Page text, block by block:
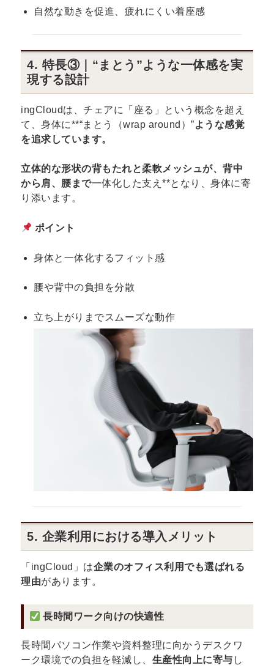
自然な動きを促進、疲れにくい着座感
4. 特長③｜“まとう”ような一体感を実
現する設計
ingCloudは、チェアに「座る」という概念を超え
て、身体に**“まとう（wrap around）”ような感覚
を追求しています。
立体的な形状の背もたれと柔軟メッシュが、背中
から肩、腰まで一体化した支え**となり、身体に寄
り添います。
ポイント
身体と一体化するフィット感
腰や背中の負担を分散
立ち上がりまでスムーズな動作
5. 企業利用における導入メリット
「ingCloud」は企業のオフィス利用でも選ばれる
理由があります。
長時間ワーク向けの快適性
長時間パソコン作業や資料整理に向かうデスクワ
ーク環境での負担を軽減し、 生産性向上に寄与 し